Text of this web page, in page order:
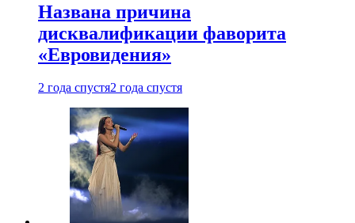
Названа причина
дисквалификации фаворита
«Евровидения»
2 года спустя2 года спустя